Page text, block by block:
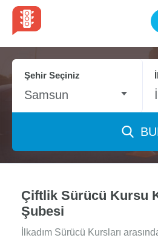
Şehir Seçiniz
Samsun
Çiftlik Sürücü Kursu
Şubesi
İlkadım Sürücü Kursları